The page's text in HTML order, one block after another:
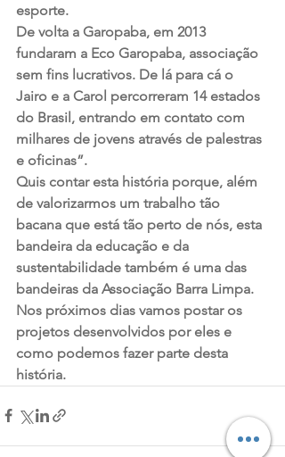
esporte.
De volta a Garopaba, em 2013
fundaram a Eco Garopaba, associação
sem fins lucrativos. De lá para cá o
Jairo e a Carol percorreram 14 estados
do Brasil, entrando em contato com
milhares de jovens através de palestras
e oficinas”.
Quis contar esta história porque, além
de valorizarmos um trabalho tão
bacana que está tão perto de nós, esta
bandeira da educação e da
sustentabilidade também é uma das
bandeiras da Associação Barra Limpa.
Nos próximos dias vamos postar os
projetos desenvolvidos por eles e
como podemos fazer parte desta
história.